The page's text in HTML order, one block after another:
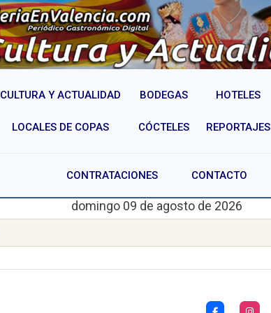
CULTURA Y ACTUALIDAD BODEGAS HOTELES
LOCALES DE COPAS CÓCTELES REPORTAJES
CONTRATACIONES CONTACTO
domingo 09 de agosto de 2026